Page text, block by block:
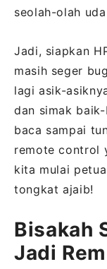
seolah-olah
Jadi, siapkan
masih seger
lagi asik-
dan simak
baca sampai
remote control
kita mulai
tongkat ajaib!
Bisakah
Jadi